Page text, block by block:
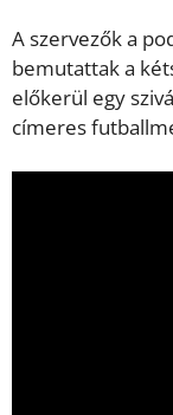
A szervezők a
bemutattak a
előkerül egy
címeres